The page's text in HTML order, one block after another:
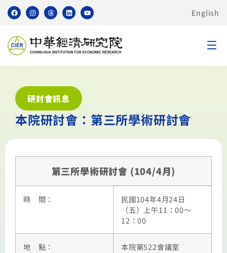
English
研討會訊息
本院研討會：第三所學術研討會
第三所學術研討會 (104/4月)
時 間：
民國104年4月24日
（五）上午11：00～
12：00
地 點： 本院第522會議室